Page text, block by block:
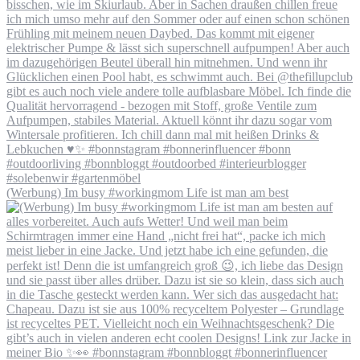
(Werbung) Im busy #workingmom Life ist man am best